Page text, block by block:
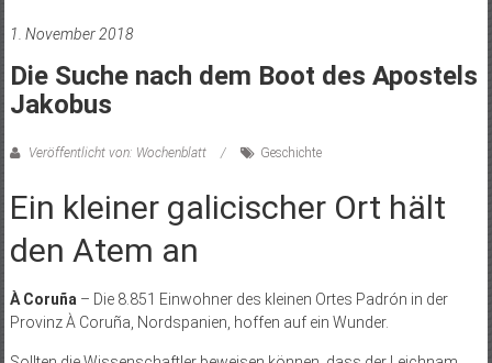
1. November 2018
Die Suche nach dem Boot des Apostels
Jakobus
Veröffentlicht von: Wochenblatt Geschichte
Ein kleiner galicischer Ort hält
den Atem an
À Coruña– Die 8.851 Einwohner des kleinen Ortes Padrón in der
Provinz À Coruña, Nordspanien, hoffen auf ein Wunder.